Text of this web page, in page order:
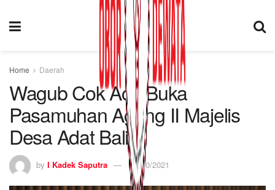
Home Daerah
Wagub Cok Ace Buka
Pasamuhan Agung II Majelis
Desa Adat Bali
by I Kadek Saputra 27/10/2021